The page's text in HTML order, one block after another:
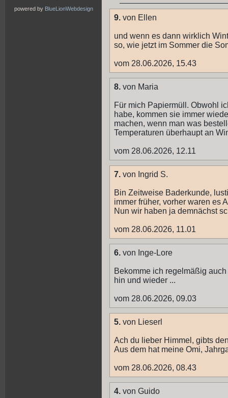
powered by BlueLionWebdesign
9. von Ellen
und wenn es dann wirklich
so, wie jetzt im Sommer die
vom 28.06.2026, 15.43
8. von Maria
Für mich Papiermüll. Obwohl
habe, kommen sie immer
machen, wenn man was
Temperaturen überhaupt an
vom 28.06.2026, 12.11
7. von Ingrid S.
Bin Zeitweise Baderkunde,
immer früher, vorher waren es
Nun wir haben ja demnächst
vom 28.06.2026, 11.01
6. von Inge-Lore
Bekomme ich regelmäßig
hin und wieder ...
vom 28.06.2026, 09.03
5. von Lieserl
Ach du lieber Himmel, gibts
Aus dem hat meine Omi,
vom 28.06.2026, 08.43
4. von Guido